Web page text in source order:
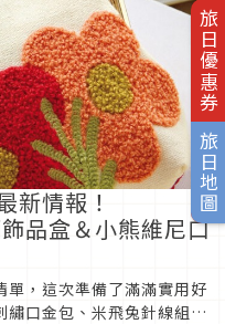
旅日優惠券
旅日地圖
新情報！
品盒＆小熊維尼口
，這次準備了滿滿實用好
口金包、米飛兔針線組，